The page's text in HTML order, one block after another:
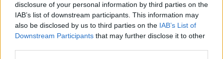
disclosure of your personal information by third parties on the
IAB’s list of downstream participants. This information may
also be disclosed by us to third parties on the IAB’s List of
Downstream Participants that may further disclose it to other
ELŐZŐ POSZT
Meglepő ok áll a háttérben: ezért utasítják
el a REpont-automaták az 50 forintos
palackokat